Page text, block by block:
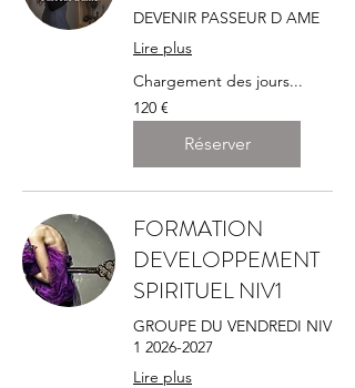
DEVENIR PASSEUR D AME
Lire plus
Chargement des jours...
120
euros
120 €
Réserver
FORMATION
DEVELOPPEMENT
SPIRITUEL NIV1
GROUPE DU VENDREDI NIV
1 2026-2027
Lire plus